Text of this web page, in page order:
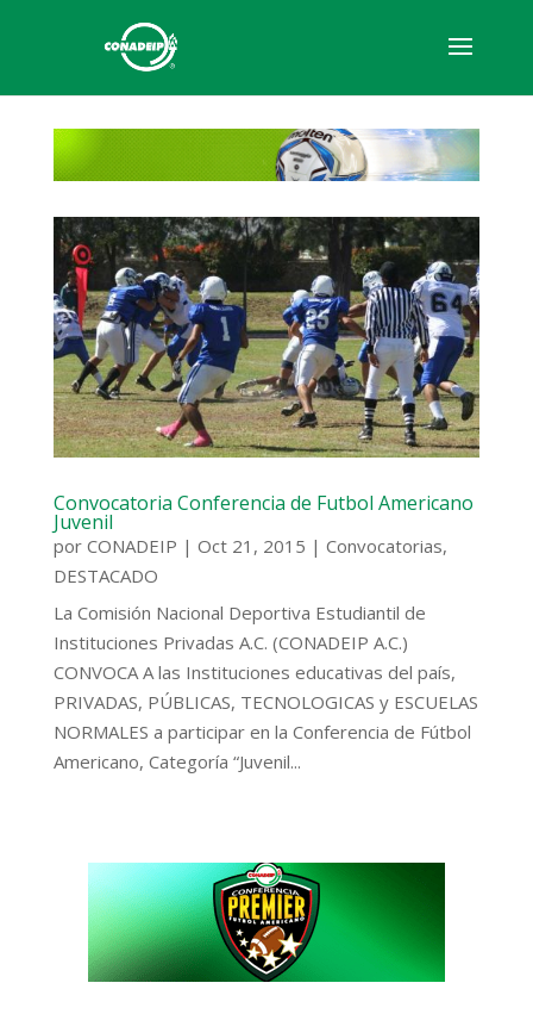
Convocatoria Conferencia de Futbol Americano
Juvenil
por CONADEIP | Oct 21, 2015 | Convocatorias,
DESTACADO
La Comisión Nacional Deportiva Estudiantil de
Instituciones Privadas A.C. (CONADEIP A.C.)
CONVOCA A las Instituciones educativas del país,
PRIVADAS, PÚBLICAS, TECNOLOGICAS y ESCUELAS
NORMALES a participar en la Conferencia de Fútbol
Americano, Categoría “Juvenil...